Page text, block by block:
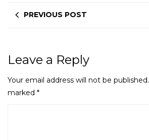
PREVIOUS POST
Leave a Reply
Your email address will not be published.
marked *